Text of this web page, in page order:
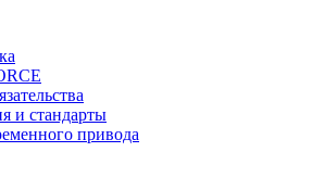
и стандарты
привода